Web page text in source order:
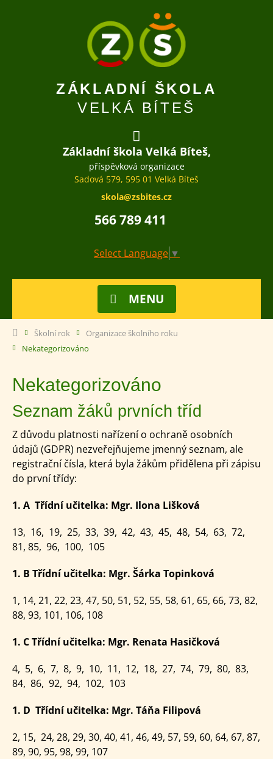
ZÁKLADNÍ ŠKOLA
VELKÁ BÍTEŠ
Základní škola Velká Bíteš,
příspěvková organizace
Sadová 579, 595 01 Velká Bíteš
skola@zsbites.cz
566 789 411
Select Language ▼
MENU
Školní rok
Organizace školního roku
Nekategorizováno
Nekategorizováno
Seznam žáků prvních tříd
Z důvodu platnosti nařízení o ochraně osobních
údajů (GDPR) nezveřejňujeme jmenný seznam, ale
registrační čísla, která byla žákům přidělena při zápisu
do první třídy:
1. A Třídní učitelka: Mgr. Ilona Lišková
13, 16, 19, 25, 33, 39, 42, 43, 45, 48, 54, 63, 72,
81, 85, 96, 100, 105
1. B Třídní učitelka: Mgr. Šárka Topinková
1, 14, 21, 22, 23, 47, 50, 51, 52, 55, 58, 61, 65, 66, 73, 82,
88, 93, 101, 106, 108
1. C Třídní učitelka: Mgr. Renata Hasičková
4, 5, 6, 7, 8, 9, 10, 11, 12, 18, 27, 74, 79, 80, 83,
84, 86, 92, 94, 102, 103
1. D Třídní učitelka: Mgr. Táňa Filipová
2, 15, 24, 28, 29, 30, 40, 41, 46, 49, 57, 59, 60, 64, 67, 87,
89, 90, 95, 98, 99, 107